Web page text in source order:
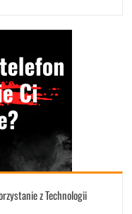
z Technologii